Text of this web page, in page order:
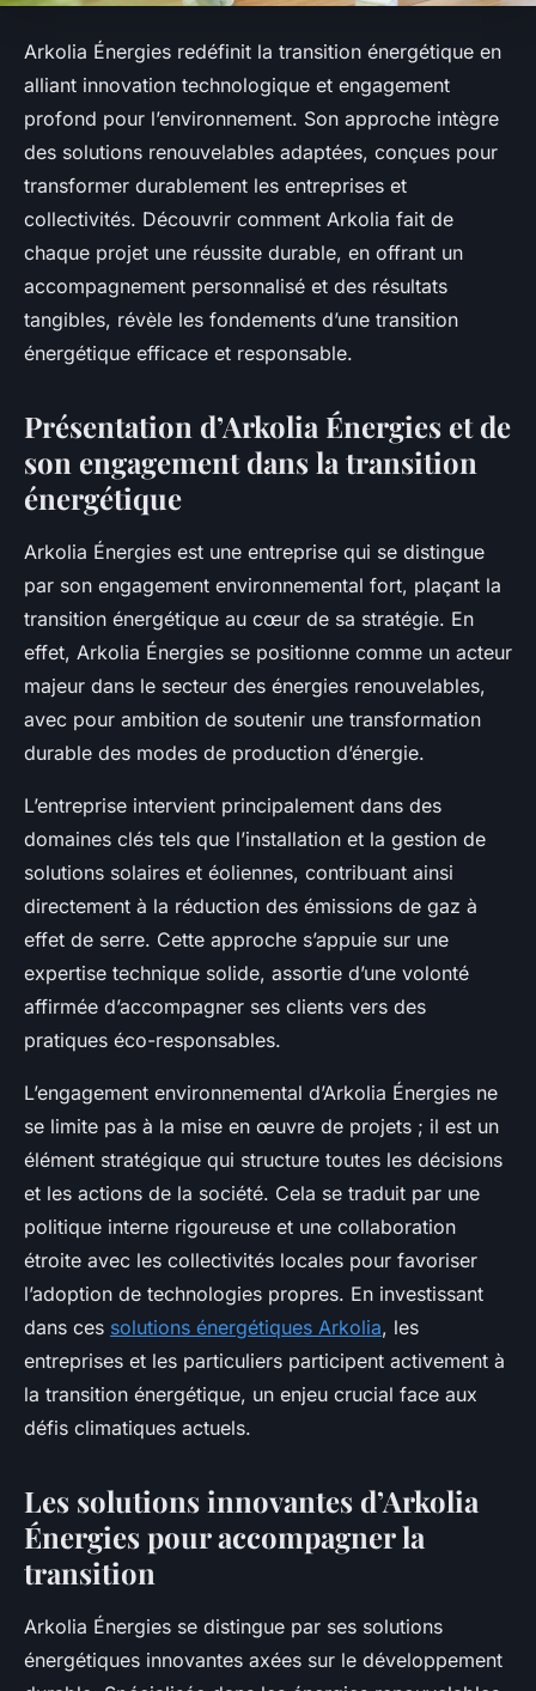
Arkolia Énergies redéfinit la transition énergétique en
alliant innovation technologique et engagement
profond pour l’environnement. Son approche intègre
des solutions renouvelables adaptées, conçues pour
transformer durablement les entreprises et
collectivités. Découvrir comment Arkolia fait de
chaque projet une réussite durable, en offrant un
accompagnement personnalisé et des résultats
tangibles, révèle les fondements d’une transition
énergétique efficace et responsable.
Présentation d’Arkolia Énergies et de
son engagement dans la transition
énergétique
Arkolia Énergies est une entreprise qui se distingue
par son engagement environnemental fort, plaçant la
transition énergétique au cœur de sa stratégie. En
effet, Arkolia Énergies se positionne comme un acteur
majeur dans le secteur des énergies renouvelables,
avec pour ambition de soutenir une transformation
durable des modes de production d’énergie.
L’entreprise intervient principalement dans des
domaines clés tels que l’installation et la gestion de
solutions solaires et éoliennes, contribuant ainsi
directement à la réduction des émissions de gaz à
effet de serre. Cette approche s’appuie sur une
expertise technique solide, assortie d’une volonté
affirmée d’accompagner ses clients vers des
pratiques éco-responsables.
L’engagement environnemental d’Arkolia Énergies ne
se limite pas à la mise en œuvre de projets ; il est un
élément stratégique qui structure toutes les décisions
et les actions de la société. Cela se traduit par une
politique interne rigoureuse et une collaboration
étroite avec les collectivités locales pour favoriser
l’adoption de technologies propres. En investissant
dans ces solutions énergétiques Arkolia, les
entreprises et les particuliers participent activement à
la transition énergétique, un enjeu crucial face aux
défis climatiques actuels.
Les solutions innovantes d’Arkolia
Énergies pour accompagner la
transition
Arkolia Énergies se distingue par ses solutions
énergétiques innovantes axées sur le développement